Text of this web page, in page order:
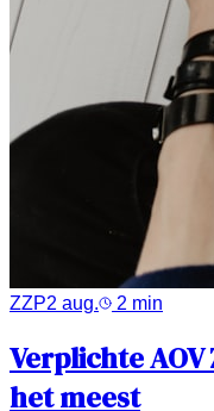
ZZP2 aug. 2 min
Verplichte
het meest